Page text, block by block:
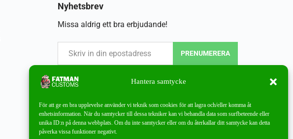
Hantera samtycke
För att ge en bra upplevelse använder vi teknik som cookies för att lagra och/eller komma åt
enhetsinformation. När du samtycker till dessa tekniker kan vi behandla data som surfbeteende eller
unika ID:n på denna webbplats. Om du inte samtycker eller om du återkallar ditt samtycke kan detta
påverka vissa funktioner negativt.
Nyhetsbrev
Missa aldrig ett bra erbjudande!
PRENUMERERA